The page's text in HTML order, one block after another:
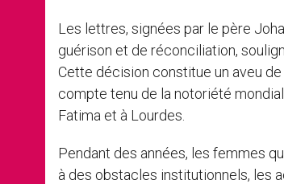
Les lettres, signées par le père
guérison et de réconciliation,
Cette décision constitue un aveu
compte tenu de la notoriété
Fatima et à Lourdes.
Pendant des années, les femmes
à des obstacles institutionnels, les